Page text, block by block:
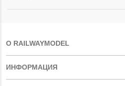
О RAILWAYMODEL
ИНФОРМАЦИЯ